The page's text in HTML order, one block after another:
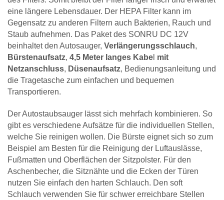
eine längere Lebensdauer. Der HEPA Filter kann im
Gegensatz zu anderen Filtern auch Bakterien, Rauch und
Staub aufnehmen. Das Paket des SONRU DC 12V
beinhaltet den Autosauger, Verlängerungsschlauch,
Bürstenaufsatz, 4,5 Meter langes Kabe mit
Netzanschluss, Düsenaufsatz, Bedienungsanleitung und
die Tragetasche zum einfachen und bequemen
Transportieren.
Der Autostaubsauger lässt sich mehrfach kombinieren. So
gibt es verschiedene Aufsätze für die individuellen Stellen,
welche Sie reinigen wollen. Die Bürste eignet sich so zum
Beispiel am Besten für die Reinigung der Luftauslässe,
Fußmatten und Oberflächen der Sitzpolster. Für den
Aschenbecher, die Sitznähte und die Ecken der Türen
nutzen Sie einfach den harten Schlauch. Den soft
Schlauch verwenden Sie für schwer erreichbare Stellen